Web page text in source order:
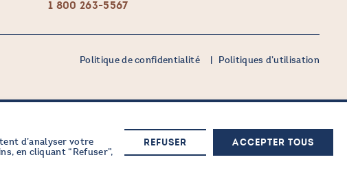
1 800 263-5567
Politique de confidentialité Politiques d’utilisation
M'inscrire maintenant
d’analyser votre
en cliquant “Refuser”,
REFUSER ACCEPTER TOUS